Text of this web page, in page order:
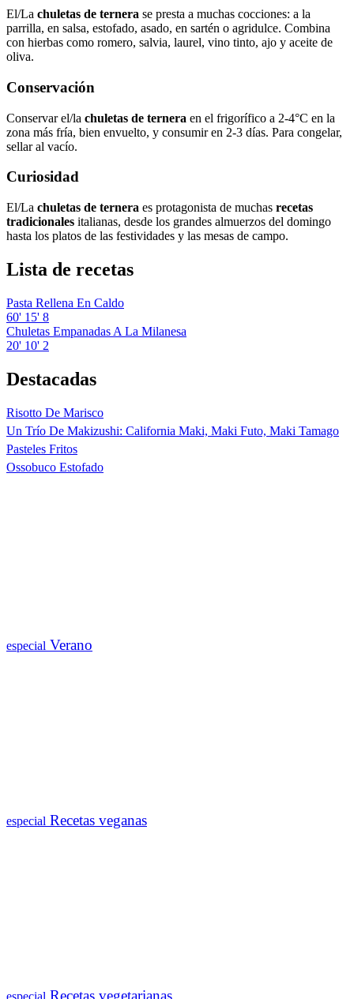
El/La chuletas de ternera se presta a muchas cocciones: a la
parrilla, en salsa, estofado, asado, en sartén o agridulce. Combina
con hierbas como romero, salvia, laurel, vino tinto, ajo y aceite de
oliva.
Conservación
Conservar el/la chuletas de ternera en el frigorífico a 2-4°C en la
zona más fría, bien envuelto, y consumir en 2-3 días. Para congelar,
sellar al vacío.
Curiosidad
El/La chuletas de ternera es protagonista de muchas recetas
tradicionales italianas, desde los grandes almuerzos del domingo
hasta los platos de las festividades y las mesas de campo.
Lista de recetas
Pasta Rellena En Caldo
60' 15' 8
Chuletas Empanadas A La Milanesa
20' 10' 2
Destacadas
Risotto De Marisco
Un Trío De Makizushi: California Maki, Maki Futo, Maki Tamago
Pasteles Fritos
Ossobuco Estofado
especial Verano
especial Recetas veganas
especial Recetas vegetarianas